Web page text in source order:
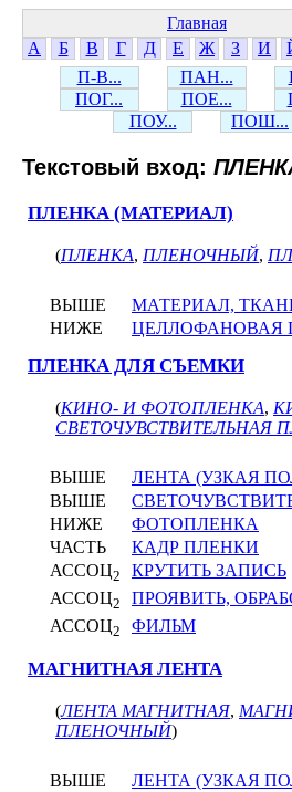
Главная
А
Б В Г Д Е Ж З И
П-В...
ПАН...
ПОГ...
ПОЕ...
ПОУ...
ПОШ...
Текстовый вход:
ПЛЕНКА (МАТЕРИАЛ)
(ПЛЕНКА, ПЛЕНОЧНЫЙ,
ВЫШЕ
МАТЕРИАЛ,
НИЖЕ
ЦЕЛЛОФАНОВАЯ
ПЛЕНКА ДЛЯ СЪЕМКИ
(КИНО- И ФОТОПЛЕНКА,
СВЕТОЧУВСТВИТЕЛЬНАЯ
ВЫШЕ
ЛЕНТА (УЗКАЯ
ВЫШЕ
НИЖЕ
ФОТОПЛЕНКА
ЧАСТЬ
КАДР ПЛЕНКИ
АССОЦ2
КРУТИТЬ ЗАПИСЬ
АССОЦ2
ПРОЯВИТЬ,
АССОЦ2 ФИЛЬМ
МАГНИТНАЯ ЛЕНТА
(ЛЕНТА МАГНИТНАЯ,
ПЛЕНОЧНЫЙ)
ВЫШЕ
ЛЕНТА (УЗКАЯ